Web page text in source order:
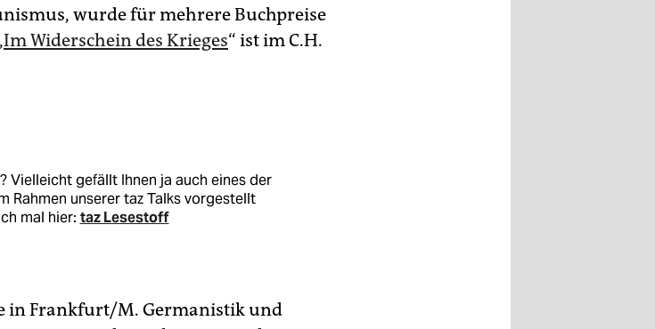
wurde für mehrere Buchpreise
Im Widerschein des Krieges“ ist im C.H.
Vielleicht gefällt Ihnen ja auch eines der
Rahmen unserer taz Talks vorgestellt
mal hier: taz Lesestoff
in Frankfurt/M. Germanistik und